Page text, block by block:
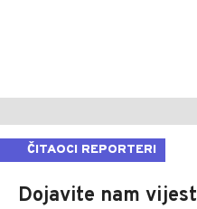
ČITAOCI REPORTERI
Dojavite nam vijest